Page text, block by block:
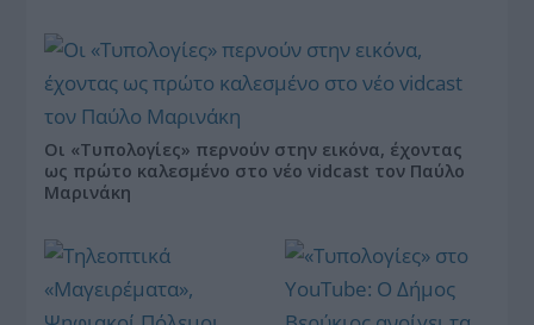
Οι «Τυπολογίες» περνούν στην εικόνα, έχοντας
ως πρώτο καλεσμένο στο νέο vidcast τον Παύλο
Μαρινάκη